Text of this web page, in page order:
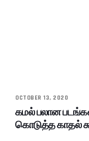
OCTOBER 13, 2020
கமல் பலான
கொடுத்த காதல்